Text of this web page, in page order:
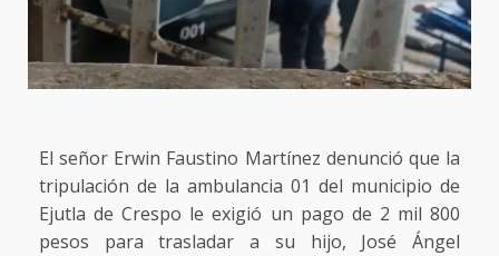
El señor Erwin Faustino Martínez denunció que la
tripulación de la ambulancia 01 del municipio de
Ejutla de Crespo le exigió un pago de 2 mil 800
pesos para trasladar a su hijo, José Ángel